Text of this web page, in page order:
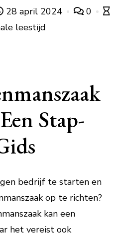
28 april 2024
0
leestijd
Stap-
bedrijf te starten en
op te richten?
kan een
het vereist ook